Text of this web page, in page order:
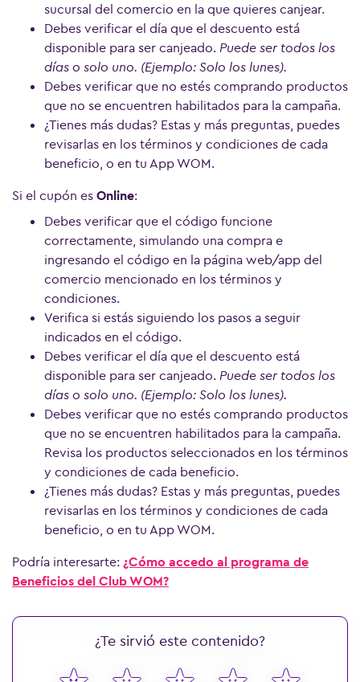
sucursal del comercio en la que quieres canjear.
Debes verificar el día que el descuento está
disponible para ser canjeado. Puede ser todos los
días o solo uno. (Ejemplo: Solo los lunes).
Debes verificar que no estés comprando productos
que no se encuentren habilitados para la campaña.
¿Tienes más dudas? Estas y más preguntas, puedes
revisarlas en los términos y condiciones de cada
beneficio, o en tu App WOM.
Si el cupón es Online:
Debes verificar que el código funcione
correctamente, simulando una compra e
ingresando el código en la página web/app del
comercio mencionado en los términos y
condiciones.
Verifica si estás siguiendo los pasos a seguir
indicados en el código.
Debes verificar el día que el descuento está
disponible para ser canjeado. Puede ser todos los
días o solo uno. (Ejemplo: Solo los lunes).
Debes verificar que no estés comprando productos
que no se encuentren habilitados para la campaña.
Revisa los productos seleccionados en los términos
y condiciones de cada beneficio.
¿Tienes más dudas? Estas y más preguntas, puedes
revisarlas en los términos y condiciones de cada
beneficio, o en tu App WOM.
Podría interesarte: ¿Cómo accedo al programa de
Beneficios del Club WOM?
¿Te sirvió este contenido?